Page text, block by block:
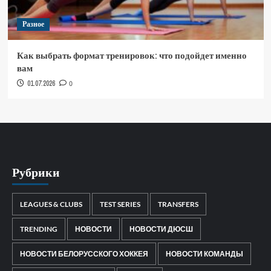
Разное
Как выбрать формат тренировок: что подойдет именно
вам
01.07.2026 0
Рубрики
LEAGUES & CLUBS TEST SERIES TRANSFERS
TRENDING НОВОСТИ НОВОСТИ ДЮСШ
НОВОСТИ БЕЛОРУССКОГО ХОККЕЯ НОВОСТИ КОМАНДЫ